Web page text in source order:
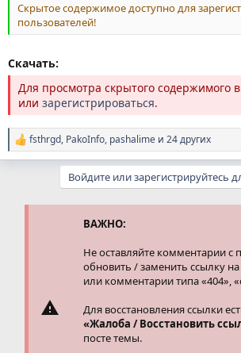
Скрытое содержимое доступно для
пользователей!
Скачать:
Для просмотра скрытого содержимого
или зарегистрироваться.
Р
е
fsthrgd, PakoInfo, pashalime и 24 других
Войдите или зарегистрируйтесь
ВАЖНО:
Не оставляйте комментарии с
обновить / заменить ссылку
или комментарии типа «404»,
Для восстановления ссылки
«Жалоба / Восстановить
посте темы.